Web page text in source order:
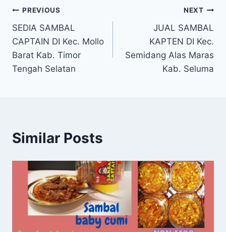
PREVIOUS
SEDIA SAMBAL
CAPTAIN DI Kec. Mollo
Barat Kab. Timor
Tengah Selatan
NEXT
JUAL SAMBAL
KAPTEN DI Kec.
Semidang Alas Maras
Kab. Seluma
Similar Posts